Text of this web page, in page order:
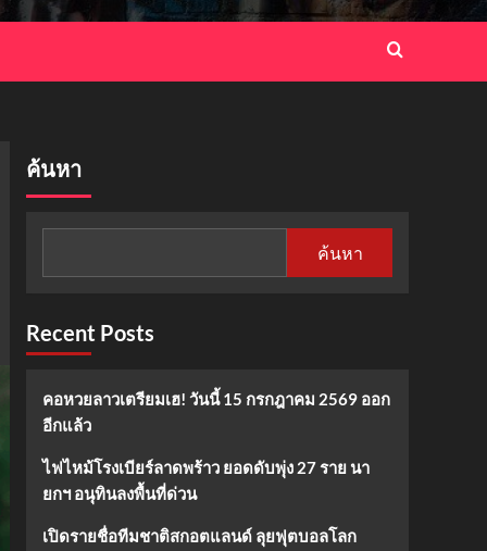
ค้นหา
ค้นหา
Recent Posts
คอหวยลาวเตรียมเฮ! วันนี้ 15 กรกฎาคม 2569 ออก
อีกแล้ว
ไฟไหม้โรงเบียร์ลาดพร้าว ยอดดับพุ่ง 27 ราย นา
ยกฯ อนุทินลงพื้นที่ด่วน
เปิดรายชื่อทีมชาติสกอตแลนด์ ลุยฟุตบอลโลก